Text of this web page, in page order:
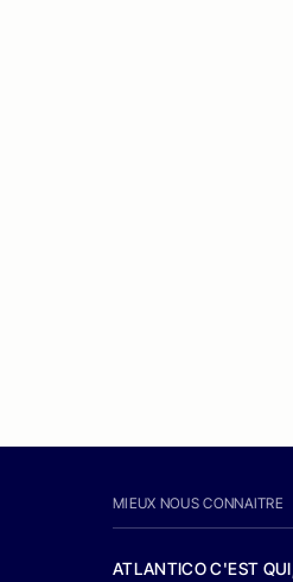
MIEUX NOUS CONNAITRE
ATLANTICO C'EST